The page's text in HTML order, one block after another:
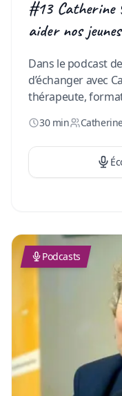
#13 Catherine
aider nos
Dans le podcast
d’échanger avec
thérapeute,
neuro-
des pistes
mieux se
choix éclairer
30 min
Podcasts